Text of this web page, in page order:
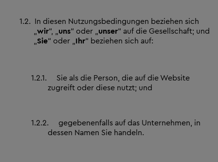
1.2. In diesen Nutzungsbedingungen beziehen sich
„wir“, „uns“ oder „unser“ auf die Gesellschaft; und
„Sie“ oder „Ihr“ beziehen sich auf:
1.2.1. Sie als die Person, die auf die Website
zugreift oder diese nutzt; und
1.2.2. gegebenenfalls auf das Unternehmen, in
dessen Namen Sie handeln.